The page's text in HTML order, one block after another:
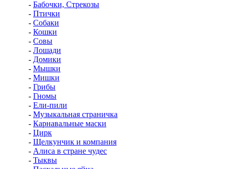
- Бабочки, Стрекозы
- Птички
- Собаки
- Кошки
- Совы
- Лошади
- Домики
- Мышки
- Мишки
- Грибы
- Гномы
- Ели-пили
- Музыкальная страничка
- Карнавальные маски
- Цирк
- Щелкунчик и компания
- Алиса в стране чудес
- Тыквы